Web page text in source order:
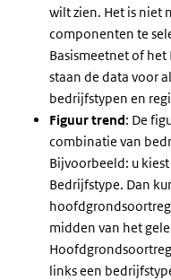
wilt zien. Het is niet
componenten te
Basismeetnet of
staan de data voor
bedrijfstypen en
Figuur trend: De
combinatie van
Bijvoorbeeld: u
Bedrijfstype. Dan
midden van het
links een